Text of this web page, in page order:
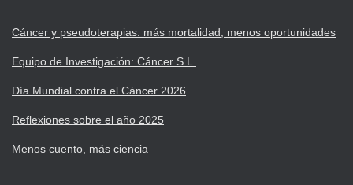
Cáncer y pseudoterapias: más mortalidad, menos oportunidades
Equipo de Investigación: Cáncer S.L.
Día Mundial contra el Cáncer 2026
Reflexiones sobre el año 2025
Menos cuento, más ciencia